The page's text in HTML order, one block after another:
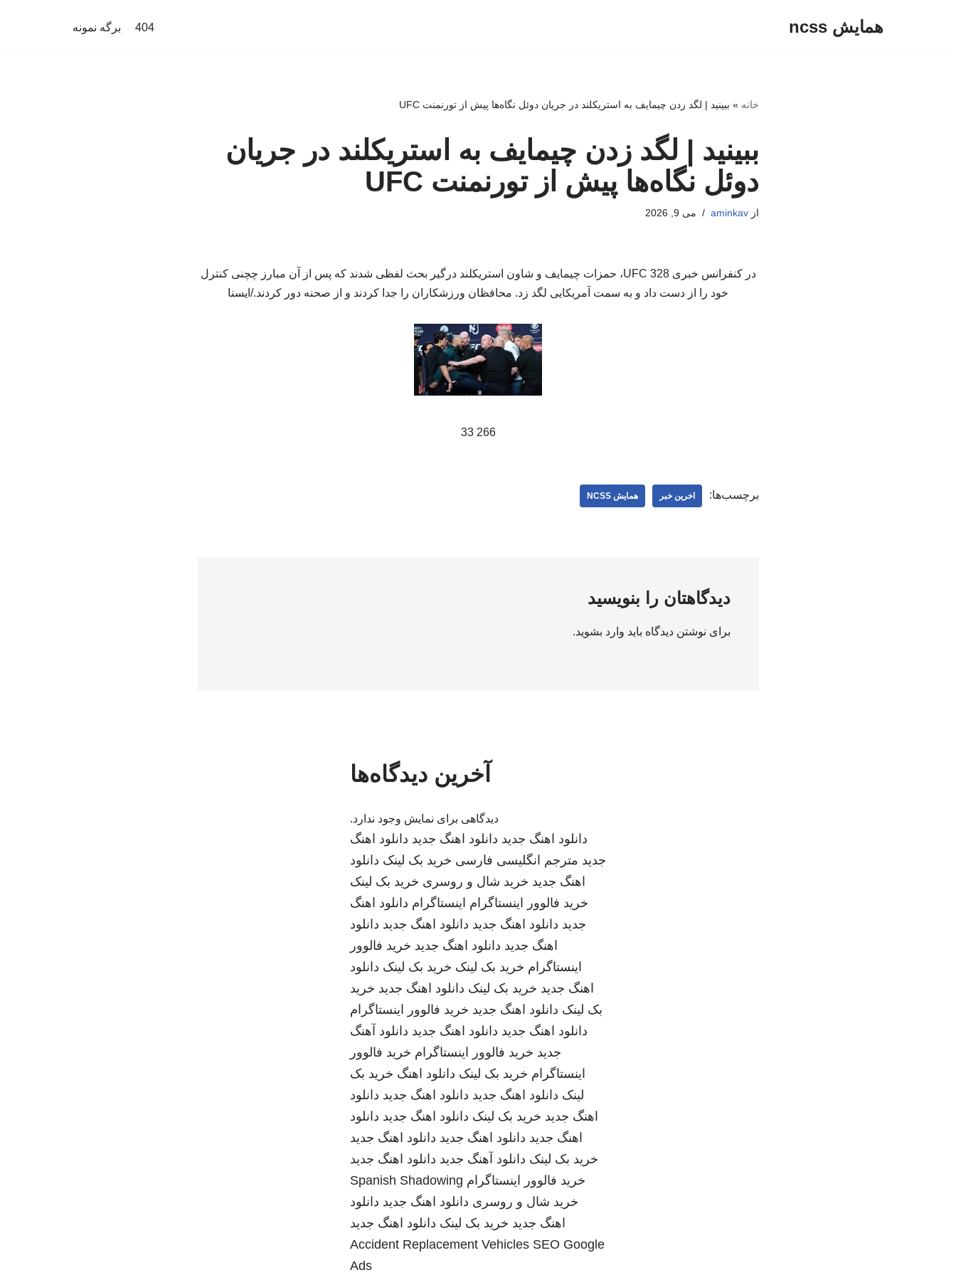
همایش ncss 404 برگه نمونه
خانه » ببینید | لگد زدن چیمایف به استریکلند در جریان دوئل نگاه‌ها پیش از تورنمنت UFC
ببینید | لگد زدن چیمایف به استریکلند در جریان
دوئل نگاه‌ها پیش از تورنمنت UFC
ازaminkav می 9, 2026
در کنفرانس خبری UFC 328، حمزات چیمایف و شاون استریکلند درگیر بحث لفظی شدند که پس از آن مبارز چچنی کنترل
خود را از دست داد و به سمت آمریکایی لگد زد. محافظان ورزشکاران را جدا کردند و از صحنه دور کردند./ایسنا
266 33
برچسب‌ها: اخرین خبر همایش NCSS
دیدگاهتان را بنویسید
برای نوشتن دیدگاه باید وارد بشوید.
آخرین دیدگاه‌ها
دیدگاهی برای نمایش وجود ندارد.
دانلود اهنگ جدید دانلود اهنگ جدید دانلود اهنگ
جدید مترجم انگلیسی فارسی خرید بک لینک دانلود
اهنگ جدید خرید شال و روسری خرید بک لینک
خرید فالوور اینستاگرام اینستاگرام دانلود اهنگ
جدید دانلود اهنگ جدید دانلود اهنگ جدید دانلود
اهنگ جدید دانلود اهنگ جدید خرید فالوور
اینستاگرام خرید بک لینک خرید بک لینک دانلود
اهنگ جدید خرید بک لینک دانلود اهنگ جدید خرید
بک لینک دانلود اهنگ جدید خرید فالوور اینستاگرام
دانلود اهنگ جدید دانلود اهنگ جدید دانلود آهنگ
جدید خرید فالوور اینستاگرام خرید فالوور
اینستاگرام خرید بک لینک دانلود اهنگ خرید بک
لینک دانلود اهنگ جدید دانلود اهنگ جدید دانلود
اهنگ جدید خرید بک لینک دانلود اهنگ جدید دانلود
اهنگ جدید دانلود اهنگ جدید دانلود اهنگ جدید
خرید بک لینک دانلود آهنگ جدید دانلود اهنگ جدید
خرید فالوور اینستاگرام Spanish Shadowing
خرید شال و روسری دانلود اهنگ جدید دانلود
اهنگ جدید خرید بک لینک دانلود اهنگ جدید
Accident Replacement Vehicles SEO Google
Ads